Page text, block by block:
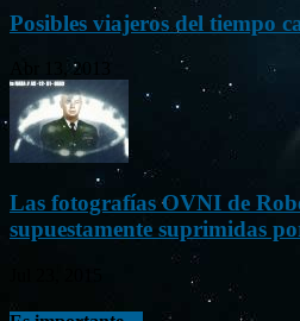
Posibles viajeros del tiempo
Abr 13, 2013
Las fotografías OVNI de
supuestamente suprimidas